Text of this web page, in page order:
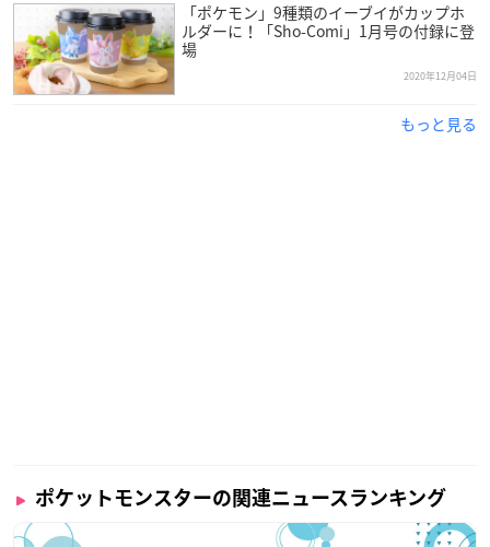
・ピカチュウスイーツ by ポケモンカフェ（東京・池袋）
12月23日（水）～25日（金） における予約時ご指定の日時
「ポケモン」9種類のイーブイがカップホ
ルダーに！「Sho-Comi」1月号の付録に登
場
2020年12月04日
もっと見る
ポケットモンスターの関連ニュースランキング